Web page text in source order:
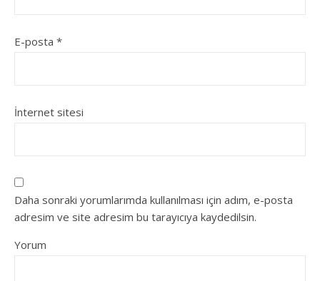
E-posta *
İnternet sitesi
Daha sonraki yorumlarımda kullanılması için adım, e-posta
adresim ve site adresim bu tarayıcıya kaydedilsin.
Yorum